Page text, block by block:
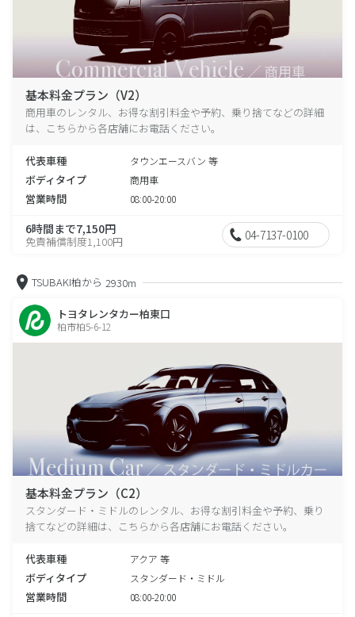
基本料金プラン（V2）
商用車のレンタル、お得な割引料金や予約、乗り捨てなどの詳細
は、こちらから各店舗にお電話ください。
代表車種 タウンエースバン 等
ボディタイプ 商用車
営業時間 08:00-20:00
6時間まで7,150円
免責補償制度1,100円 04-7137-0100
TSUBAKI柏から 2930m
トヨタレンタカー柏東口
柏市柏5-6-12
基本料金プラン（C2）
スタンダード・ミドルのレンタル、お得な割引料金や予約、乗り
捨てなどの詳細は、こちらから各店舗にお電話ください。
代表車種 アクア 等
ボディタイプ スタンダード・ミドル
営業時間 08:00-20:00